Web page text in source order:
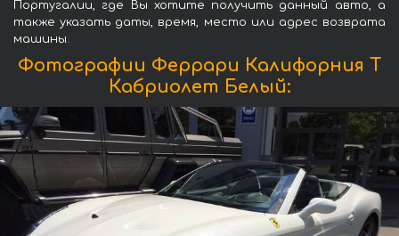
Португалии, где Вы хотите получить данный авто, а
также указать даты, время, место или адрес возврата
машины.
Фотографии Феррари Калифорния Т
Кабриолет Белый: